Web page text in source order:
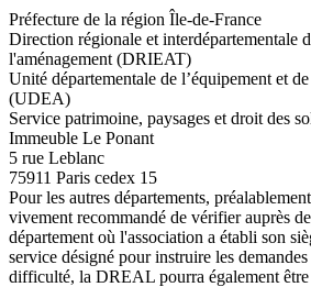
Préfecture de la région Île-de-France
Direction régionale et interdépartementale
l'aménagement (DRIEAT)
Unité départementale de l’équipement et
(UDEA)
Service patrimoine, paysages et droit des
Immeuble Le Ponant
5 rue Leblanc
75911 Paris cedex 15
Pour les autres départements,
vivement recommandé de vérifier auprès
département où l'association a établi son
service désigné pour instruire les
difficulté, la DREAL pourra également être